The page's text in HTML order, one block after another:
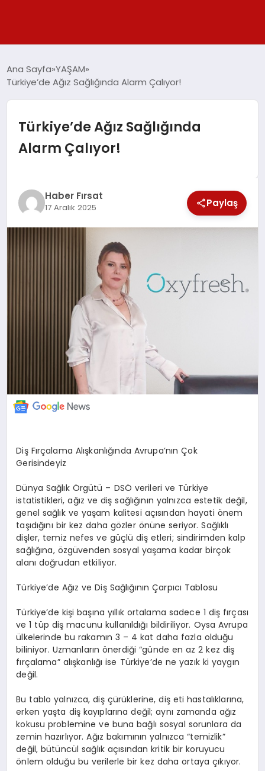
SPOR
YAŞAM
TEKNOLOJİ
EKONOMİ
Ana Sayfa YAŞAM
Türkiye’de Ağız Sağlığında Alarm Çalıyor!
Türkiye’de Ağız Sağlığında
Alarm Çalıyor!
Haber Fırsat
17 Aralık 2025 Paylaş
Diş Fırçalama Alışkanlığında Avrupa’nın Çok
Gerisindeyiz
Dünya Sağlık Örgütü – DSÖ verileri ve Türkiye
istatistikleri, ağız ve diş sağlığının yalnızca estetik değil,
genel sağlık ve yaşam kalitesi açısından hayati önem
taşıdığını bir kez daha gözler önüne seriyor. Sağlıklı
dişler, temiz nefes ve güçlü diş etleri; sindirimden kalp
sağlığına, özgüvenden sosyal yaşama kadar birçok
alanı doğrudan etkiliyor.
Türkiye’de Ağız ve Diş Sağlığının Çarpıcı Tablosu
Türkiye’de kişi başına yıllık ortalama sadece 1 diş fırçası
ve 1 tüp diş macunu kullanıldığı bildiriliyor. Oysa Avrupa
ülkelerinde bu rakamın 3 – 4 kat daha fazla olduğu
biliniyor. Uzmanlarınönerdiği “günde en az 2 kez diş
fırçalama” alışkanlığıise Türkiye’de ne yazık ki yaygın
değil.
Bu tablo yalnızca, diş çürüklerine, diş eti hastalıklarına,
erken yaşta diş kayıplarına değil; aynı zamanda ağız
kokusu problemine ve buna bağlı sosyal sorunlara da
zemin hazırlıyor. Ağız bakımının yalnızca“temizlik”
değil, bütüncül sağlık açısından kritik bir koruyucu
önlem olduğu bu verilerle bir kez daha ortaya çıkıyor.